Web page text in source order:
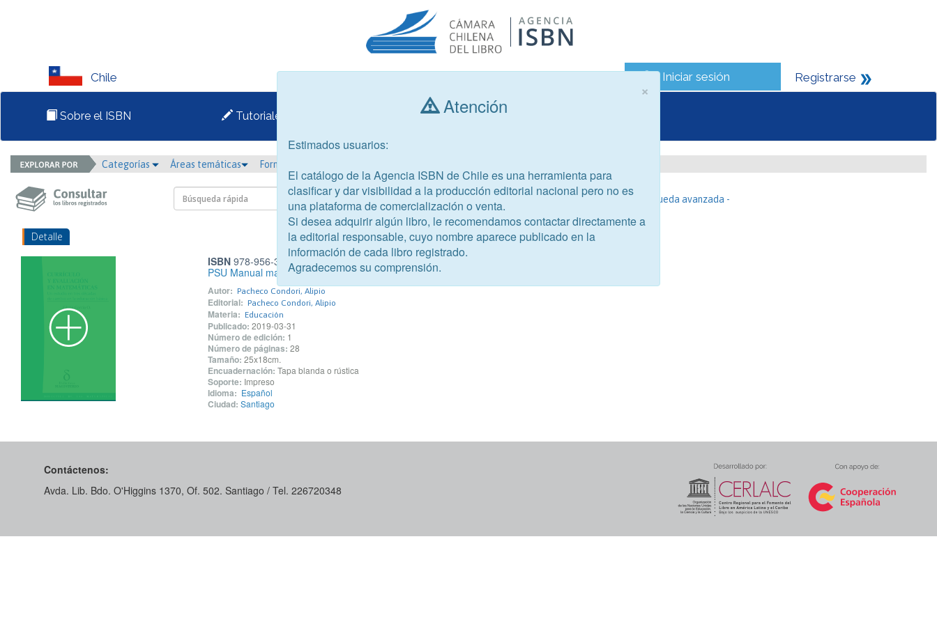
Chile Iniciar sesión Registrarse
Sobre el ISBN Tutoriales Consultar libros
Categorías Áreas temáticas Formato
- Búsqueda avanzada -
Detalle
ISBN978-956-398-670-9
PSU Manual matemática ejercicios 1 y 2
Autor: Pacheco Condori, Alipio
Editorial: Pacheco Condori, Alipio
Materia: Educación
Publicado: 2019-03-31
Número de edición: 1
Número de páginas: 28
Tamaño: 25x18cm.
Encuadernación: Tapa blanda o rústica
Soporte: Impreso
Idioma: Español
Ciudad: Santiago
Contáctenos:
Avda. Lib. Bdo. O'Higgins 1370, Of. 502. Santiago / Tel. 226720348
×
Atención
Estimados usuarios:
El catálogo de la Agencia ISBN de Chile es una herramienta para
clasificar y dar visibilidad a la producción editorial nacional pero no es
una plataforma de comercialización o venta.
Si desea adquirir algún libro, le recomendamos contactar directamente a
la editorial responsable, cuyo nombre aparece publicado en la
información de cada libro registrado.
Agradecemos su comprensión.